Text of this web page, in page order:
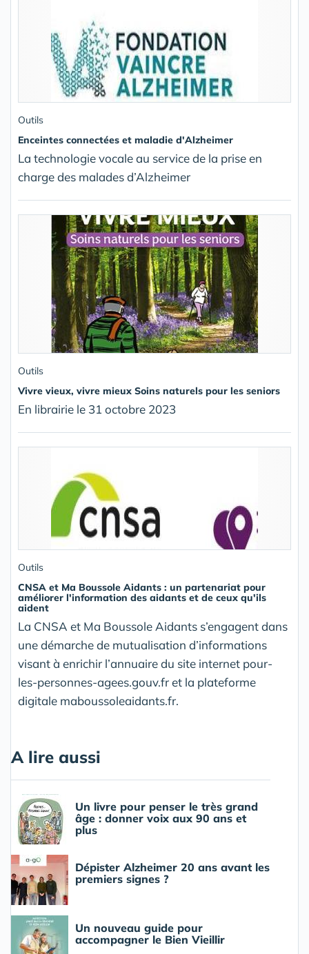
Outils
Enceintes connectées et maladie d'Alzheimer
La technologie vocale au service de la prise en
charge des malades d’Alzheimer
Outils
Vivre vieux, vivre mieux Soins naturels pour les seniors
En librairie le 31 octobre 2023
Outils
CNSA et Ma Boussole Aidants : un partenariat pour
améliorer l'information des aidants et de ceux qu'ils
aident
La CNSA et Ma Boussole Aidants s’engagent dans
une démarche de mutualisation d’informations
visant à enrichir l’annuaire du site internet pour-
les-personnes-agees.gouv.fr et la plateforme
digitale maboussoleaidants.fr.
A lire aussi
Un livre pour penser le très grand
âge : donner voix aux 90 ans et
plus
Dépister Alzheimer 20 ans avant les
premiers signes ?
Un nouveau guide pour
accompagner le Bien Vieillir